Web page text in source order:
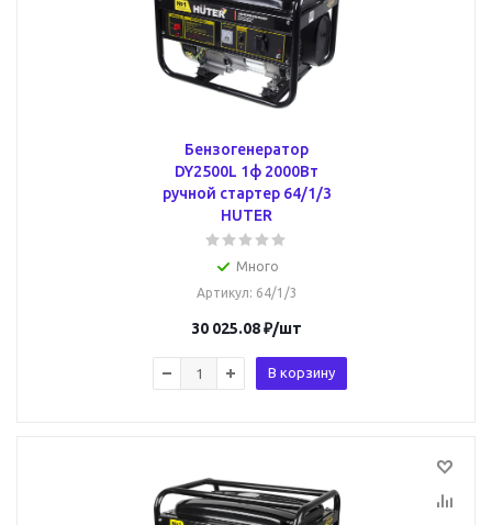
Бензогенератор
DY2500L 1ф 2000Вт
ручной стартер 64/1/3
HUTER
Много
Артикул: 64/1/3
30 025.08₽/шт
В корзину